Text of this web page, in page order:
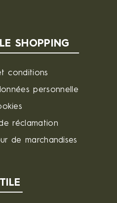
SHOPPING
conditions
personnelle
réclamation
de marchandises